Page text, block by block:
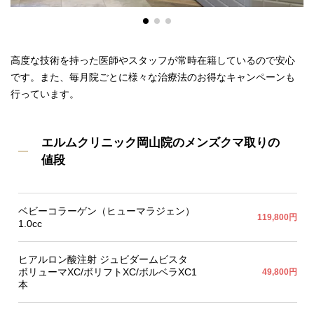
高度な技術を持った医師やスタッフが常時在籍しているので安心
です。また、毎月院ごとに様々な治療法のお得なキャンペーンも
行っています。
エルムクリニック岡山院のメンズクマ取りの
値段
ベビーコラーゲン（ヒューマラジェン）
1.0cc
119,800円
ヒアルロン酸注射 ジュビダームビスタ
ボリューマXC/ボリフトXC/ボルベラXC1
本
49,800円